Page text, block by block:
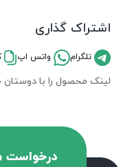
اشتراک گذاری
تلگرام واتس اپ
لینک محصول را با دوستان
درخواست